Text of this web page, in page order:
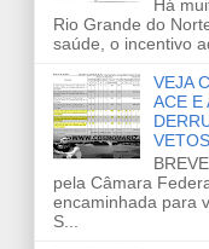
Há
Rio Grande do
saúde, o incentivo
VEJA
ACE E
pela Câmara
encaminhada para
S...